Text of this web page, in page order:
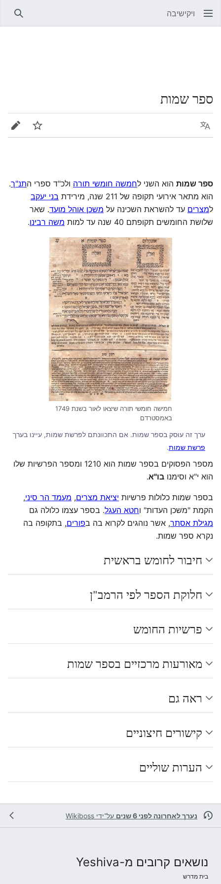
ויקישיבה
ספר שמות
שפה מעקב
ספר שמות הוא השני לחמשה חומשי תורה ולכ"ד ספרי התנ"ך.
הוא מתאר אירועי תקופה של 211 שנה, מירידת
בני יעקב
למצרים עד להשראת השכינה על משכן אוהל מועד. שאר
שלושת החומשים תקופתם 40 שנה עד למות
משה רבינו.
חמישה חומשי תורה שיצאו לאור בשנת 1749
באמסטרדם
ערך זה עוסק בספר שמות. אם התכוונתם לפרשת שמות, עיינו בערך
פרשת שמות.
מספר הפסוקים בספר שמות הוא 1210 ומספר הפרשיות שלו
הוא י"א וסימנו בו"א.
בספר שמות כלולות פרשיות יציאת מצרים, מעמד הר סיני,
הקמת "משכן העדות" וחטא העגל. בספר עצמו כלולה גם
מגילת אסתר, אשר נוהגים לקרוא בה בפורים, בתקופה בה
נקרא ספר שמות.
חיבור לחומש בראשית
חלוקת הספר לפי הרמב"ן
פרשיות החומש
מאורעות מרכזיים בספר שמות
ראה גם
קישורים חיצוניים
הערות שוליים
נערך לאחרונה לפני 6 שנים על־ידי Wikiboss
נושאים קרובים מ-Yeshiva
בית מדרש